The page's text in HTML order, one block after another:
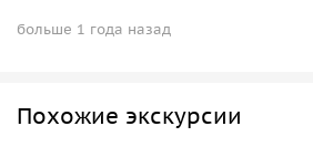
больше 1 года назад
Похожие экскурсии